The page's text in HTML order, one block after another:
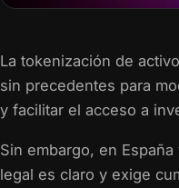
La tokenización de
sin precedentes para
y facilitar el acceso a
Sin embargo, en
legal es claro y exige